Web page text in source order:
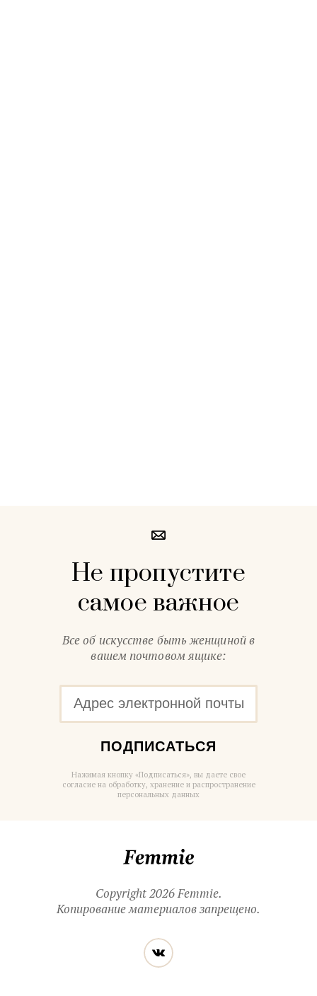
Не пропустите
самое важное
Все об искусстве быть женщиной в
вашем почтовом ящике:
ПОДПИСАТЬСЯ
Нажимая кнопку «Подписаться», вы даете свое
согласие на обработку, хранение и распространение
персональных данных
Copyright 2026 Femmie.
Копирование материалов запрещено.
Читайте
нас
в социальных